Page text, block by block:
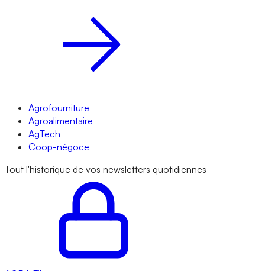
Agrofourniture
Agroalimentaire
AgTech
Coop-négoce
Tout l'historique de vos newsletters quotidiennes